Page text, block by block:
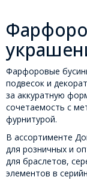
Фарфоровые
подвесок и
за аккуратную
сочетаемость с
фурнитурой.
В ассортименте
для розничных и
для браслетов,
элементов в